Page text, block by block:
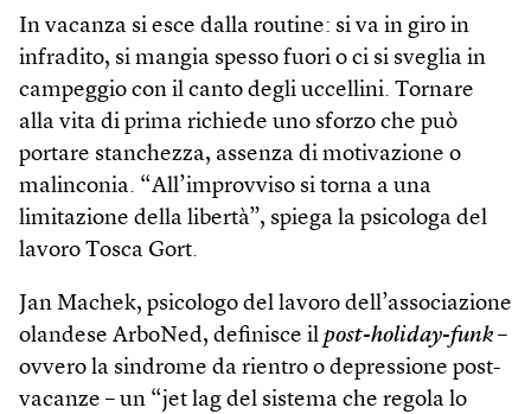
In vacanza si esce dalla routine: si va in giro in
infradito, si mangia spesso fuori o ci si sveglia in
campeggio con il canto degli uccellini. Tornare
alla vita di prima richiede uno sforzo che può
portare stanchezza, assenza di motivazione o
malinconia. “All’improvviso si torna a una
limitazione della libertà”, spiega la psicologa del
lavoro Tosca Gort.
Jan Machek, psicologo del lavoro dell’associazione
olandese ArboNed, definisce il post-holiday-funk –
ovvero la sindrome da rientro o depressione post-
vacanze – un “jet lag del sistema che regola lo